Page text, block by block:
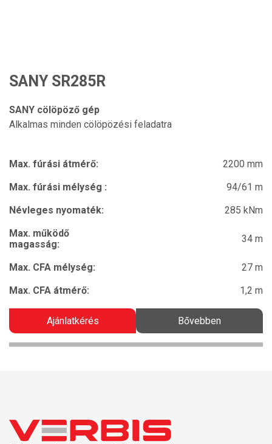
SANY SR285R
SANY cölöpöző gép
Alkalmas minden cölöpözési feladatra
Max. fúrási átmérő:
2200 mm
Max. fúrási mélység :
94/61 m
Névleges nyomaték:
285 kNm
Max. működő
magasság:
34 m
Max. CFA mélység:
27 m
Max. CFA átmérő:
1,2 m
Ajánlatkérés Bővebben